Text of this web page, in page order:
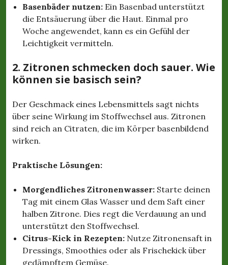
Basenbäder nutzen: Ein Basenbad unterstützt
die Entsäuerung über die Haut. Einmal pro
Woche angewendet, kann es ein Gefühl der
Leichtigkeit vermitteln.
2. Zitronen schmecken doch sauer. Wie
können sie basisch sein?
Der Geschmack eines Lebensmittels sagt nichts
über seine Wirkung im Stoffwechsel aus. Zitronen
sind reich an Citraten, die im Körper basenbildend
wirken.
Praktische Lösungen:
Morgendliches Zitronenwasser: Starte deinen
Tag mit einem Glas Wasser und dem Saft einer
halben Zitrone. Dies regt die Verdauung an und
unterstützt den Stoffwechsel.
Citrus-Kick in Rezepten: Nutze Zitronensaft in
Dressings, Smoothies oder als Frischekick über
gedämpftem Gemüse.